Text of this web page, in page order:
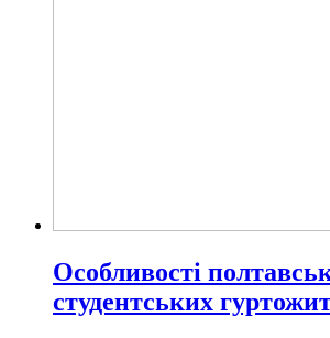
Особливості
студентських